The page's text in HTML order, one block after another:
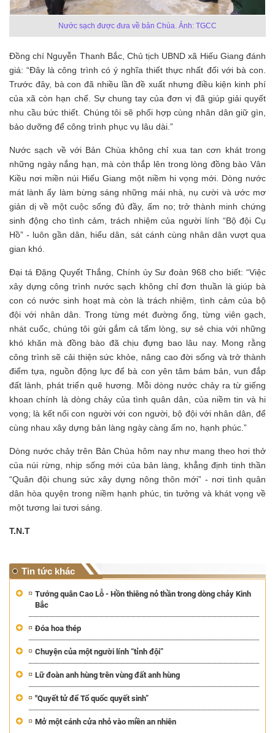
Nước sạch được đưa về bản Chùa. Ảnh: TGCC
Đồng chí Nguyễn Thanh Bắc, Chủ tịch UBND xã Hiếu Giang đánh
giá: “Đây là công trình có ý nghĩa thiết thực nhất đối với bà con.
Trước đây, bà con đã nhiều lần đề xuất nhưng điều kiện kinh phí
của xã còn hạn chế. Sự chung tay của đơn vị đã giúp giải quyết
nhu cầu bức thiết. Chúng tôi sẽ phối hợp cùng nhân dân giữ gìn,
bảo dưỡng để công trình phục vụ lâu dài.”
Nước sạch về với Bản Chùa không chỉ xua tan cơn khát trong
những ngày nắng hạn, mà còn thắp lên trong lòng đồng bào Vân
Kiều nơi miền núi Hiếu Giang một niềm hi vọng mới. Dòng nước
mát lành ấy làm bừng sáng những mái nhà, nụ cười và ước mơ
giản dị về một cuộc sống đủ đầy, ấm no; trở thành minh chứng
sinh động cho tình cảm, trách nhiệm của người lính “Bộ đội Cụ
Hồ” - luôn gần dân, hiểu dân, sát cánh cùng nhân dân vượt qua
gian khó.
Đại tá Đặng Quyết Thắng, Chính ủy Sư đoàn 968 cho biết: “Việc
xây dựng công trình nước sạch không chỉ đơn thuần là giúp bà
con có nước sinh hoạt mà còn là trách nhiệm, tình cảm của bộ
đội với nhân dân. Trong từng mét đường ống, từng viên gạch,
nhát cuốc, chúng tôi gửi gắm cả tấm lòng, sự sẻ chia với những
khó khăn mà đồng bào đã chịu đựng bao lâu nay. Mong rằng
công trình sẽ cải thiện sức khỏe, nâng cao đời sống và trở thành
điểm tựa, nguồn động lực để bà con yên tâm bám bản, vun đắp
đất lành, phát triển quê hương. Mỗi dòng nước chảy ra từ giếng
khoan chính là dòng chảy của tình quân dân, của niềm tin và hi
vọng; là kết nối con người với con người, bộ đội với nhân dân, để
cùng nhau xây dựng bản làng ngày càng ấm no, hạnh phúc.”
Dòng nước chảy trên Bản Chùa hôm nay như mang theo hơi thở
của núi rừng, nhịp sống mới của bản làng, khẳng định tinh thần
“Quân đội chung sức xây dựng nông thôn mới” - nơi tình quân
dân hòa quyện trong niềm hạnh phúc, tin tưởng và khát vọng về
một tương lai tươi sáng.
T.N.T
Tin tức khác
Tướng quân Cao Lỗ - Hồn thiêng nỏ thần trong dòng chảy Kinh
Bắc
Đóa hoa thép
Chuyện của một người lính “tỉnh đội”
Lữ đoàn anh hùng trên vùng đất anh hùng
"Quyết tử để Tổ quốc quyết sinh”
Mở một cánh cửa nhỏ vào miền an nhiên